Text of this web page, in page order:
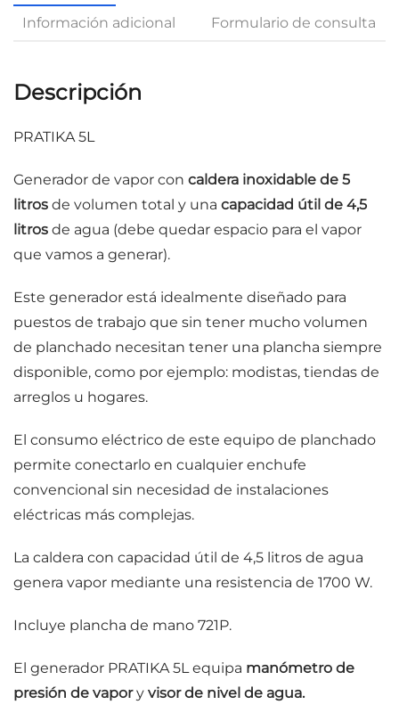
Información adicional Formulario de consulta
Descripción
PRATIKA 5L
Generador de vapor con caldera inoxidable de 5
litros de volumen total y una capacidad útil de 4,5
litros de agua (debe quedar espacio para el vapor
que vamos a generar).
Este generador está idealmente diseñado para
puestos de trabajo que sin tener mucho volumen
de planchado necesitan tener una plancha siempre
disponible, como por ejemplo: modistas, tiendas de
arreglos u hogares.
El consumo eléctrico de este equipo de planchado
permite conectarlo en cualquier enchufe
convencional sin necesidad de instalaciones
eléctricas más complejas.
La caldera con capacidad útil de 4,5 litros de agua
genera vapor mediante una resistencia de 1700 W.
Incluye plancha de mano 721P.
El generador PRATIKA 5L equipa manómetro de
presión de vapory visor de nivel de agua.